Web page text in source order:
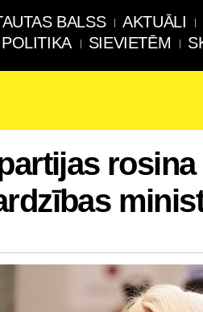
BALSS AKTUĀLI
POLITIKA
SIEVIETĒM